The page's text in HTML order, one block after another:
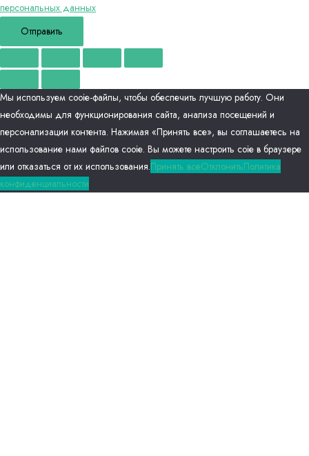
персональных данных
Отправить
Мы используем сооіе-файлы, чтобы обеспечить лучшую работу. Они
необходимы для функционирования сайта, анализа посещений и
персонализации контента. Нажимая «Принять все», вы соглашаетесь на
использование нами файлов сооіе. Вы можете настроить соіе в браузере
или отказаться от их использования.Принять всеОтклонитьПолитика
конфиденциальности